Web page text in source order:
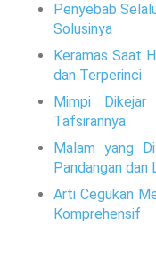
Penyebab
Solusinya
Keramas Saat
dan Terperinci
Mimpi
Tafsirannya
Malam yang
Pandangan dan
Arti Cegukan
Komprehensif